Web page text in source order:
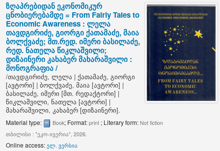
ზღაპრებიდან ეკონომიკურ
ცნობიერებამდე = From Fairly Tales to
Economic Awareness :ლელა
თავდგირიძე, გიორგი ქათამაძე, მაია
ბოლქვაძე; მთ.რედ. იმერი ბასილაძე,
რედ. ნათელა წიკლაშვილი;
დიზაინერი კახაბერ მახარაშვილი :
მონოგრაფია /
/თავდგირიძე, ლელა |ქათამაძე, გიორგი
[ავტორი] |ბოლქვაძე, მაია [ავტორი] |
ბასილაძე, იმერი [მთ. რედაქტორი] |
წიკლაშვილი, ნათელა [ავტორი] |
მახარაშვილი, კახაბერ [დიზაინერი].
Material type: Book; Format:print ; Literary form:Not fiction
თბილისი : "ეკო-ივერია", 2026.
Online access: ელ. ვერსია